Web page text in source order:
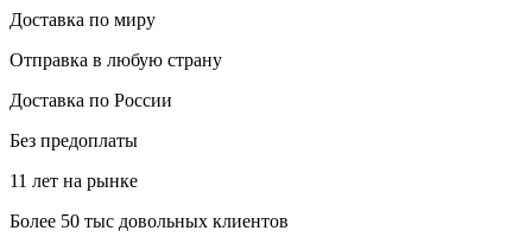
Доставка по миру
Отправка в любую страну
Доставка по России
Без предоплаты
11 лет на рынке
Более 50 тыс довольных клиентов